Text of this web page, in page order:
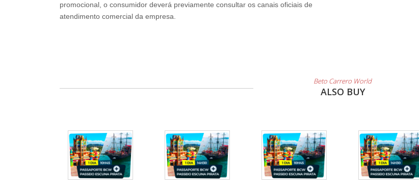
promocional, o consumidor deverá previamente consultar os canais oficiais de
atendimento comercial da empresa.
Beto Carrero World
ALSO BUY